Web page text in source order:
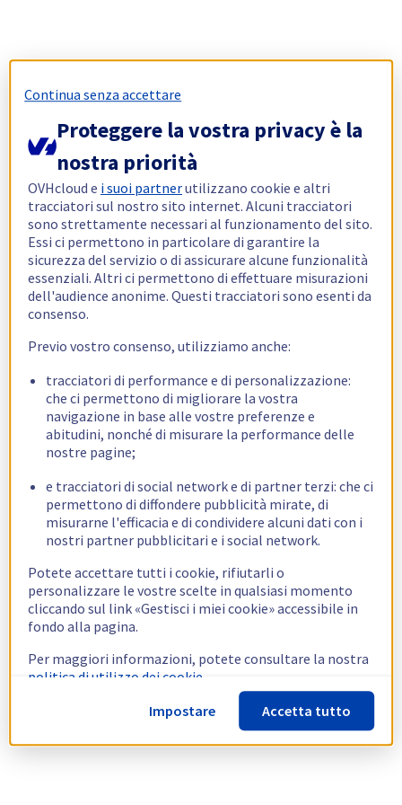
Continua senza accettare
Proteggere la vostra privacy è la
nostra priorità
OVHcloud e i suoi partnerutilizzano cookie e altri
tracciatori sul nostro sito internet. Alcuni tracciatori
sono strettamente necessari al funzionamento del sito.
Essi ci permettono in particolare di garantire la
sicurezza del servizio o di assicurare alcune funzionalità
essenziali. Altri ci permettono di effettuare misurazioni
dell'audience anonime. Questi tracciatori sono esenti da
consenso.
Previo vostro consenso, utilizziamo anche:
tracciatori di performance e di personalizzazione:
che ci permettono di migliorare la vostra
navigazione in base alle vostre preferenze e
abitudini, nonché di misurare la performance delle
nostre pagine;
e tracciatori di social network e di partner terzi: che ci
permettono di diffondere pubblicità mirate, di
misurarne l'efficacia e di condividere alcuni dati con i
nostri partner pubblicitari e i social network.
Potete accettare tutti i cookie, rifiutarli o
personalizzare le vostre scelte in qualsiasi momento
cliccando sul link «Gestisci i miei cookie» accessibile in
fondo alla pagina.
Per maggiori informazioni, potete consultare la nostra
politica di utilizzo dei cookie.
Impostare
Accetta tutto